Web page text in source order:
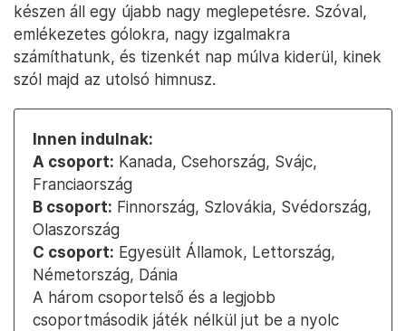
készen áll egy újabb nagy meglepetésre. Szóval,
emlékezetes gólokra, nagy izgalmakra
számíthatunk, és tizenkét nap múlva kiderül, kinek
szól majd az utolsó himnusz.
Innen indulnak:
A csoport: Kanada, Csehország, Svájc,
Franciaország
B csoport: Finnország, Szlovákia, Svédország,
Olaszország
C csoport: Egyesült Államok, Lettország,
Németország, Dánia
A három csoportelső és a legjobb
csoportmásodik játék nélkül jut be a nyolc